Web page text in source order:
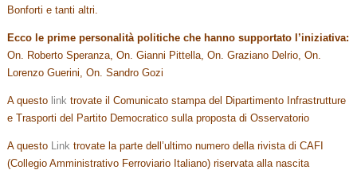
Bonforti e tanti altri.
Ecco le prime personalità politiche che hanno supportato l’iniziativa:
On. Roberto Speranza, On. Gianni Pittella, On. Graziano Delrio, On.
Lorenzo Guerini, On. Sandro Gozi
A questo link trovate il Comunicato stampa del Dipartimento Infrastrutture
e Trasporti del Partito Democratico sulla proposta di Osservatorio
A questo Link trovate la parte dell’ultimo numero della rivista di CAFI
(Collegio Amministrativo Ferroviario Italiano) riservata alla nascita